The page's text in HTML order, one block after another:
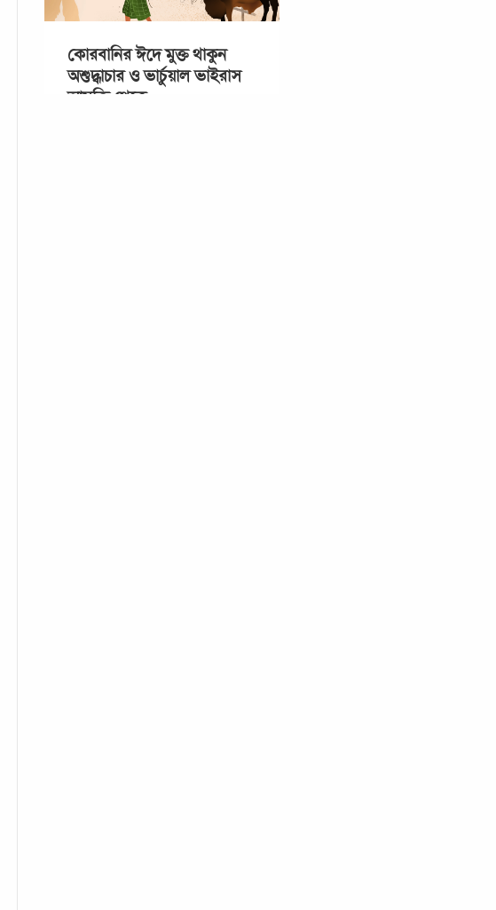
কোরবানির ঈদে মুক্ত থাকুন
অশুদ্ধাচার ও ভার্চুয়াল ভাইরাস
আসক্তি থেকে